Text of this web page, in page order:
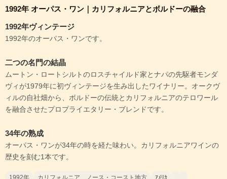
1992年 オーパス・ワン｜カリフォルニアとボルドーの融合
1992年ヴィンテージ
1992年のオーパス・ワンです。
二つの名門の結晶
ムートン・ロートシルトのロスチャイルド家とナパの先駆者モンダ
ヴィが1979年に初ヴィンテージを生み出したワイナリー。オークヴ
ィルの自社畑から、ボルドーの伝統とカリフォルニアのテロワール
を融合させたプロプライエタリー・ブレンドです。
34年の熟成
オーパス・ワンが34年の時を経た味わい。カリフォルニアワインの
歴史を刻む1本です。
1992年 カリフォルニア ノース・コースト地方 ｱﾒﾘｶ